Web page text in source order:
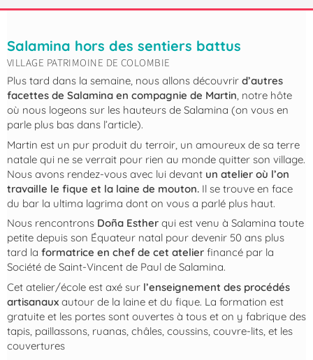
Salamina hors des sentiers battus
VILLAGE PATRIMOINE DE COLOMBIE
Plus tard dans la semaine, nous allons découvrir d’autres
facettes de Salamina en compagnie de Martin, notre hôte
où nous logeons sur les hauteurs de Salamina (on vous en
parle plus bas dans l’article).
Martin est un pur produit du terroir, un amoureux de sa terre
natale qui ne se verrait pour rien au monde quitter son village.
Nous avons rendez-vous avec lui devant un atelier où l’on
travaille le fique et la laine de mouton. Il se trouve en face
du bar la ultima lagrima dont on vous a parlé plus haut.
Nous rencontrons Doña Esther qui est venu à Salamina toute
petite depuis son Équateur natal pour devenir 50 ans plus
tard la formatrice en chef de cet atelier financé par la
Société de Saint-Vincent de Paul de Salamina.
Cet atelier/école est axé sur l’enseignement des procédés
artisanaux autour de la laine et du fique. La formation est
gratuite et les portes sont ouvertes à tous et on y fabrique des
tapis, paillassons, ruanas, châles, coussins, couvre-lits, et les
couvertures